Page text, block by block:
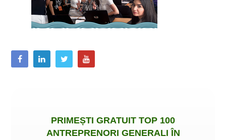
PRIMEȘTI GRATUIT TOP 100
ANTREPRENORI GENERALI ÎN